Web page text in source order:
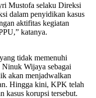
Mustofa selaku Direksi
dalam penyidikan kasus
aktifitas kegiatan
katanya.
tidak memenuhi
Wijaya sebagai
akan menjadwalkan
Hingga kini, KPK telah
kasus korupsi tersebut.